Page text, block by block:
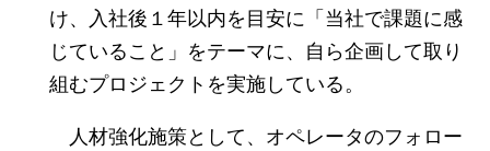
け、入社後１年以内を目安に「当社で課題に感
じていること」をテーマに、自ら企画して取り
組むプロジェクトを実施している。
人材強化施策として、オペレータのフォロー